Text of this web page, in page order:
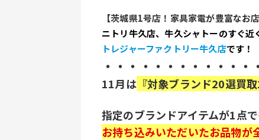
【茨城県1号店！家具家電が豊富なお店
ニトリ牛久店、牛久シャトーのすぐ近
トレジャーファクトリー牛久店です！
・・・・・・・・・・・・
11月は『対象ブランド20選買
指定のブランドアイテムが1点で
お持ち込みいただいたお品物が